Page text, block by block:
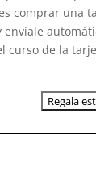
comprar una
envíale
curso de la
Regala